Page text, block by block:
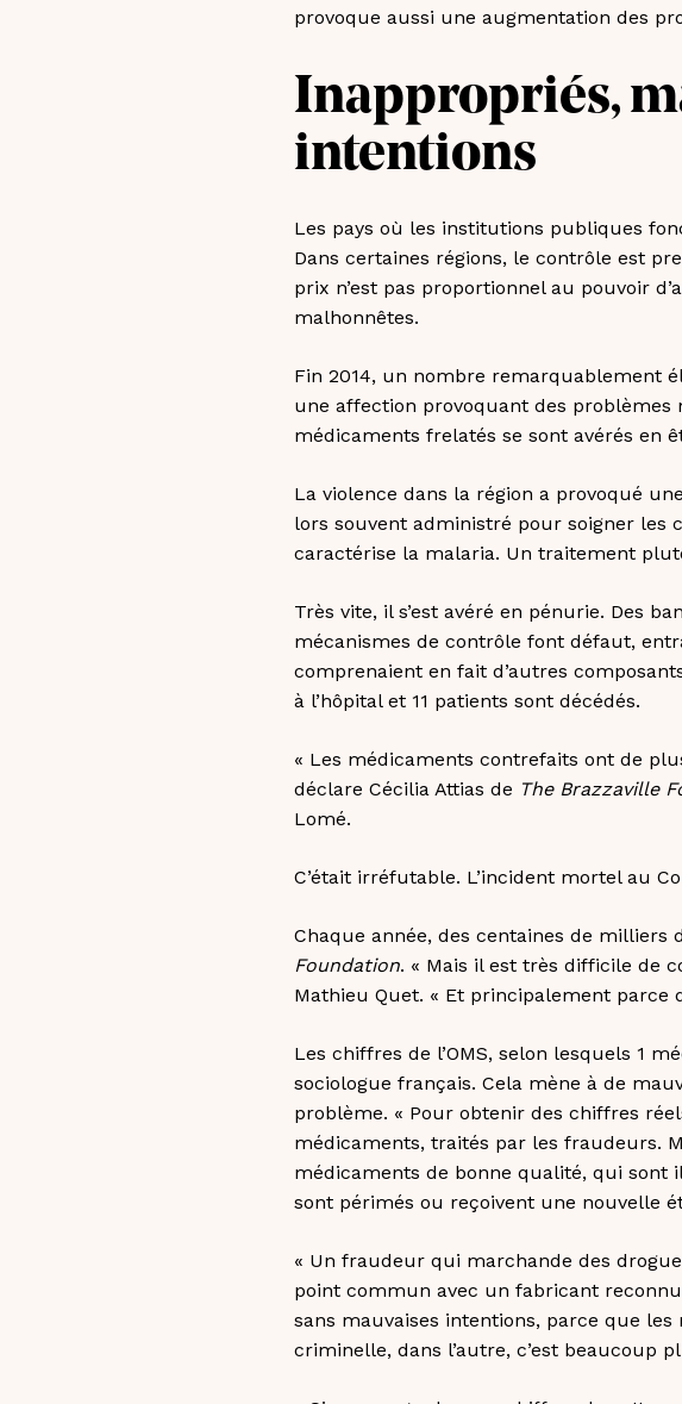
provoque aussi une augmentation des
Inappropriés,
intentions
Les pays où les institutions publiques
Dans certaines régions, le contrôle est
prix n’est pas proportionnel au pouvoir
malhonnêtes.
Fin 2014, un nombre remarquablement
une affection provoquant des
médicaments frelatés se sont avérés en
La violence dans la région a provoqué
lors souvent administré pour soigner les
caractérise la malaria. Un traitement
Très vite, il s’est avéré en pénurie. Des
mécanismes de contrôle font défaut,
comprenaient en fait d’autres
à l’hôpital et 11 patients sont décédés.
« Les médicaments contrefaits ont de
déclare Cécilia Attias de The Brazzaville
Lomé.
C’était irréfutable. L’incident mortel au
Chaque année, des centaines de milliers
Foundation. « Mais il est très difficile de
Mathieu Quet. « Et principalement parce
Les chiffres de l’OMS, selon lesquels 1
sociologue français. Cela mène à de
problème. « Pour obtenir des chiffres
médicaments, traités par les fraudeurs.
médicaments de bonne qualité, qui sont
sont périmés ou reçoivent une nouvelle
« Un fraudeur qui marchande des
point commun avec un fabricant
sans mauvaises intentions, parce que
criminelle, dans l’autre, c’est beaucoup